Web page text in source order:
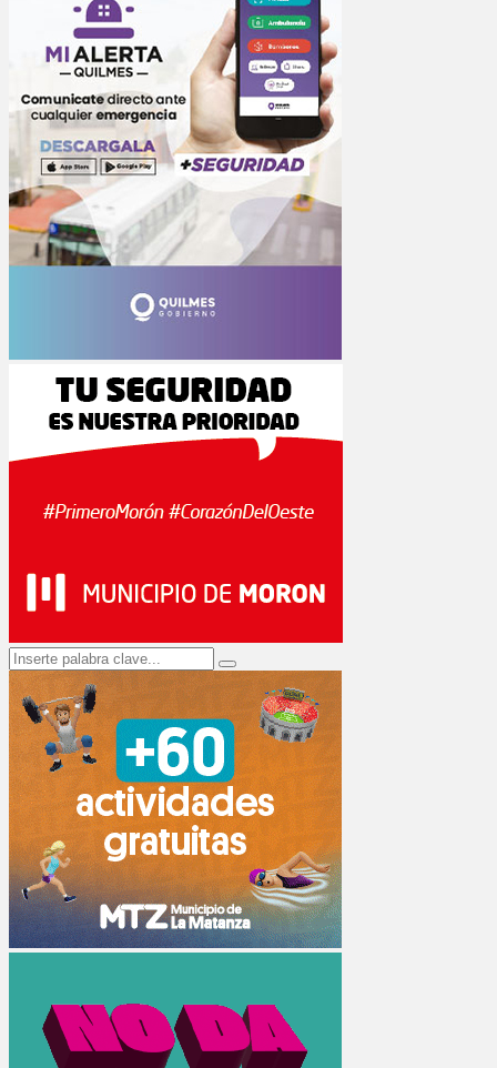
Search
for:
Search